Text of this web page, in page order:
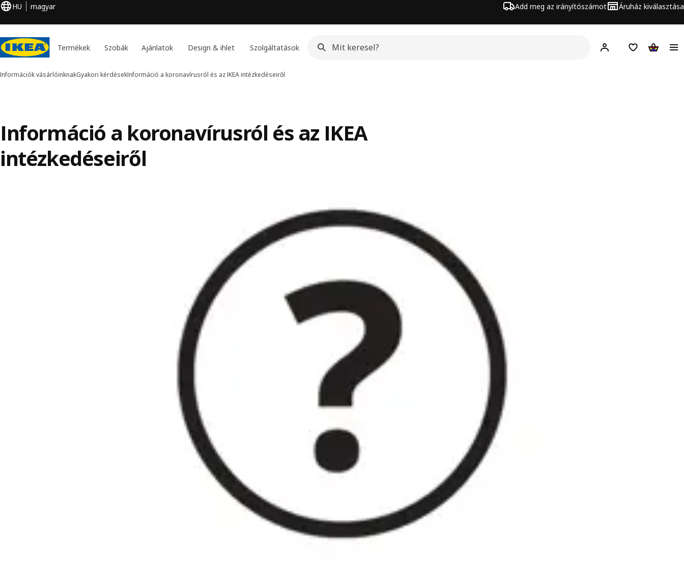
HU magyar Add meg az irányítószámot Áruház kiválasztása
Termékek Szobák Ajánlatok Design & ihlet Szolgáltatások Hej! Bejelentkezés
Bevásárlólista
Kosár
Információk vásárlóinknakGyakori kérdésekInformáció a koronavírusról és az IKEA intézkedéseiről
Információ a koronavírusról és az IKEA
intézkedéseiről